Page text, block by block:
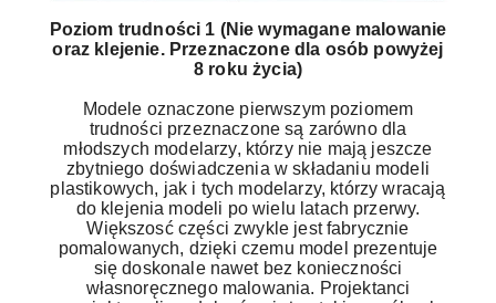
Poziom trudności 1 (Nie wymagane malowanie
oraz klejenie. Przeznaczone dla osób powyżej
8 roku życia)
Modele oznaczone pierwszym poziomem
trudności przeznaczone są zarówno dla
młodszych modelarzy, którzy nie mają jeszcze
zbytniego doświadczenia w składaniu modeli
plastikowych, jak i tych modelarzy, którzy wracają
do klejenia modeli po wielu latach przerwy.
Większosć części zwykle jest fabrycznie
pomalowanych, dzięki czemu model prezentuje
się doskonale nawet bez konieczności
własnoręcznego malowania. Projektanci